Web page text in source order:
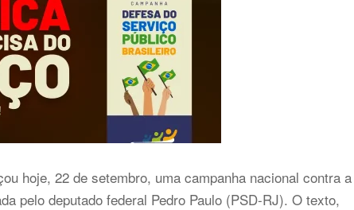
hoje, 22 de setembro, uma campanha nacional contra a
pelo deputado federal Pedro Paulo (PSD-RJ). O texto,